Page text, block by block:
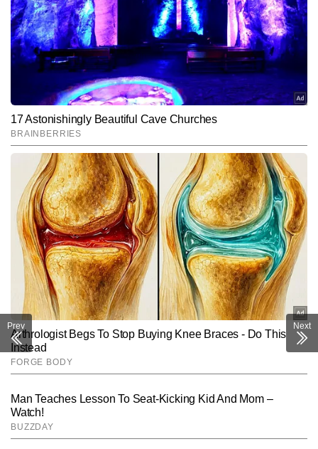
फाइनेंस, शेयर बाजार, इनकम टैक्स, बैंकिंग, बुलियन और कमोडिटी मार्केट जैसे
विषयों पर गहरी विशेषज्ञता विकसित की है। जर्नलिज्म में एमए की डिग्री और वर्षों के
अनुभव से विकसित विश्लेषणात्मक दृष्टिकोण के साथ, रामानुज जटिल वित्तीय विषयों
को सरल, विश्वसनीय और प्रभावी तरीके से पाठकों तक पहुंचाने के लिए जाने जाते
हैं। अब तक वे 22,000 से अधिक स्टोरीज लिख चुके हैं।
Follow Us:
Subscribe to our daily Newsletter!
Prev Next